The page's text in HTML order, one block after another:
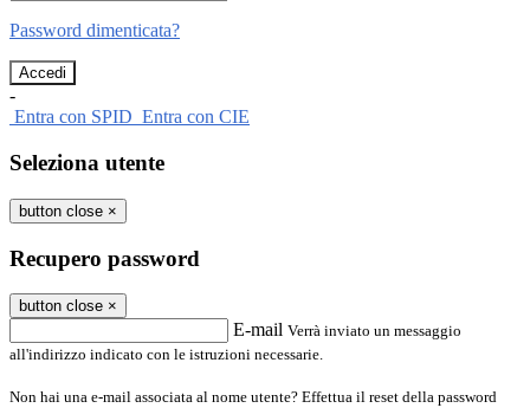
Password dimenticata?
-
Entra con SPID Entra con CIE
Seleziona utente
button close ×
Recupero password
button close ×
E-mail Verrà inviato un messaggio
all'indirizzo indicato con le istruzioni necessarie.
Non hai una e-mail associata al nome utente? Effettua il reset della password